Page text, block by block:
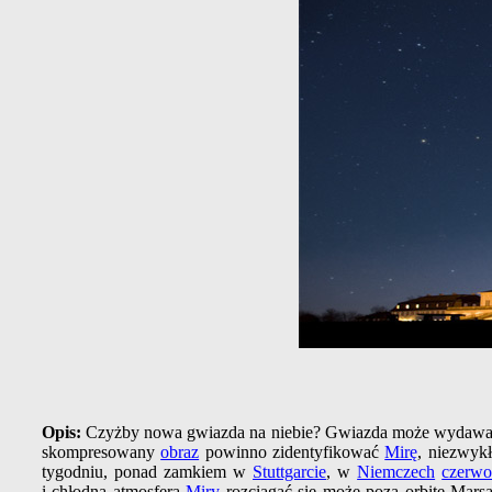
Opis: Czyżby nowa gwiazda na niebie? Gwiazda może
skompresowanyobraz powinno zidentyfikowaćMirę,
tygodniu, ponad zamkiem w Stuttgarcie, wNiemczech